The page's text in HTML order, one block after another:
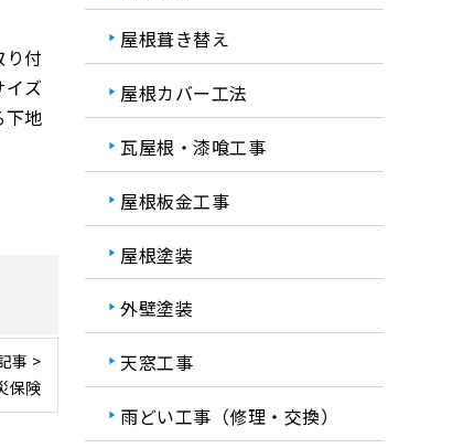
り付
ズ
下地
事 >
保険
屋根葺き替え
屋根カバー工法
瓦屋根・漆喰工事
屋根板金工事
屋根塗装
外壁塗装
天窓工事
雨どい工事（修理・交換）